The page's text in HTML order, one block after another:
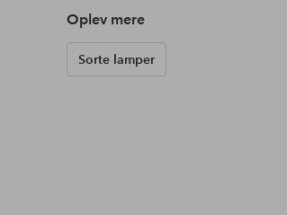
Oplev mere
Sorte lamper